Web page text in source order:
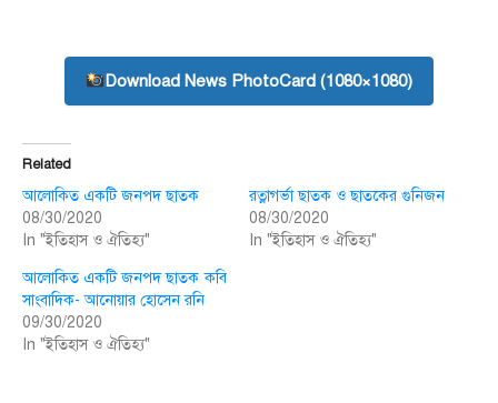
Download News PhotoCard (1080×1080)
Related
আলোকিত একটি জনপদ ছাতক
08/30/2020
In "ইতিহাস ও ঐতিহ্য"
রত্নাগর্ভা ছাতক ও ছাতকের গুনিজন
08/30/2020
In "ইতিহাস ও ঐতিহ্য"
আলোকিত একটি জনপদ ছাতক কবি
সাংবাদিক- আনোয়ার হোসেন রনি
09/30/2020
In "ইতিহাস ও ঐতিহ্য"